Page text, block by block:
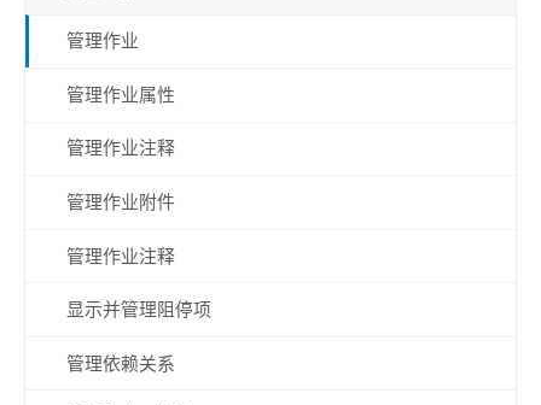
管理作业
管理作业属性
管理作业注释
管理作业附件
管理作业注释
显示并管理阻停项
管理依赖关系